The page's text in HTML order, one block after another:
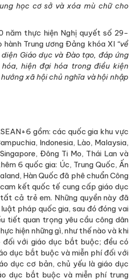
học cơ sở và xóa mù chữ cho
năm thực hiện Nghị quyết số 29-
Trung ương Đảng khóa XI “về
Giáo dục và Đào tạo, đáp ứng
hiện đại hóa trong điều kiện
xã hội chủ nghĩa và hội nhập
gồm: các quốc gia khu vực
Indonesia, Lào, Malaysia,
Đông Ti Mo, Thái Lan và
6 quốc gia: Úc, Trung Quốc, Ấn
Hàn Quốc đã phê chuẩn Công
kết quốc tế cung cấp giáo dục
cả trẻ em. Những quyền này đã
pháp quốc gia, sau đó đóng vai
tiết quan trọng yêu cầu công dân
hiện những gì, như thế nào và khi
đối với giáo dục bắt buộc; đều có
dục bắt buộc và miễn phí đối với
dục cơ bản, chủ yếu là giáo dục
dục bắt buộc và miễn phí trung